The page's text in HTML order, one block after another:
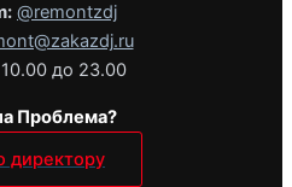
@remontzdj‬
до 23.00
Проблема?
директору